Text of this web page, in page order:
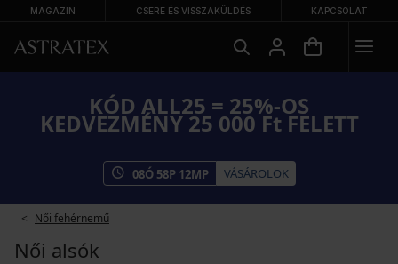
MAGAZIN CSERE ÉS VISSZAKÜLDÉS KAPCSOLAT
KÓD ALL25 = 25%-OS
KEDVEZMÉNY 25 000 Ft FELETT
08Ó 58P 12MP VÁSÁROLOK
Női fehérnemű
Női alsók